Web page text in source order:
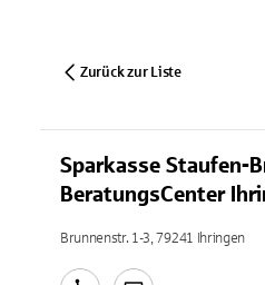
Zurück zur Liste
Sparkasse Staufen-
BeratungsCenter
Brunnenstr. 1-3, 79241 Ihringen